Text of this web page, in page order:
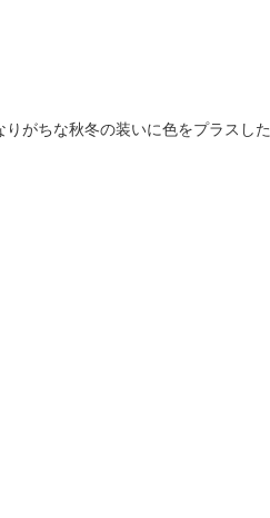
がちな秋冬の装いに色をプラスした